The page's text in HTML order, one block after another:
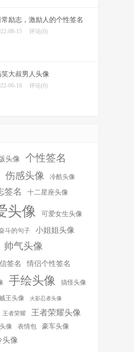
常励志，激励人的个性签名
08-15 评论(0)
笑大叔男人头像
06-18 评论(0)
头像 个性签名
伤感头像 冷酷头像
签名 十二星座头像
头像 可爱女生头像
斗的句子 小姐姐头像
帅气头像
签名 情侣个性签名
手绘头像 搞怪头像
王头像 火影忍者头像
王者荣耀 王者荣耀头像
像 表情包 豪车头像
头像